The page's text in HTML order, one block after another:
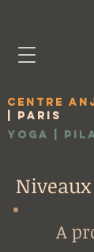
Centre
| Paris
Yoga |
A